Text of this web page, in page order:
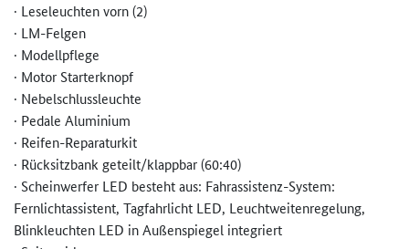
· Leseleuchten vorn (2)
· LM-Felgen
· Modellpflege
· Motor Starterknopf
· Nebelschlussleuchte
· Pedale Aluminium
· Reifen-Reparaturkit
· Rücksitzbank geteilt/klappbar (60:40)
· Scheinwerfer LED besteht aus: Fahrassistenz-System:
Fernlichtassistent, Tagfahrlicht LED, Leuchtweitenregelung,
Blinkleuchten LED in Außenspiegel integriert